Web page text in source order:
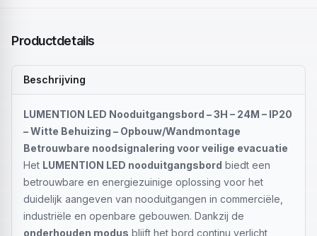
Productdetails
Beschrijving
LUMENTION LED Nooduitgangsbord – 3H – 24M – IP20
– Witte Behuizing – Opbouw/Wandmontage
Betrouwbare noodsignalering voor veilige evacuatie
Het LUMENTION LED nooduitgangsbord biedt een
betrouwbare en energiezuinige oplossing voor het
duidelijk aangeven van nooduitgangen in commerciële,
industriële en openbare gebouwen. Dankzij de
onderhouden modus blijft het bord continu verlicht,